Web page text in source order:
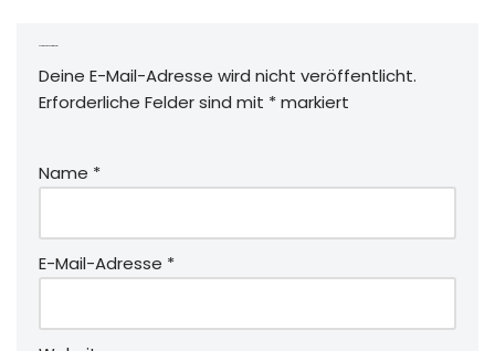
Deine E-Mail-Adresse wird nicht veröffentlicht.
Erforderliche Felder sind mit *markiert
Name *
E-Mail-Adresse *